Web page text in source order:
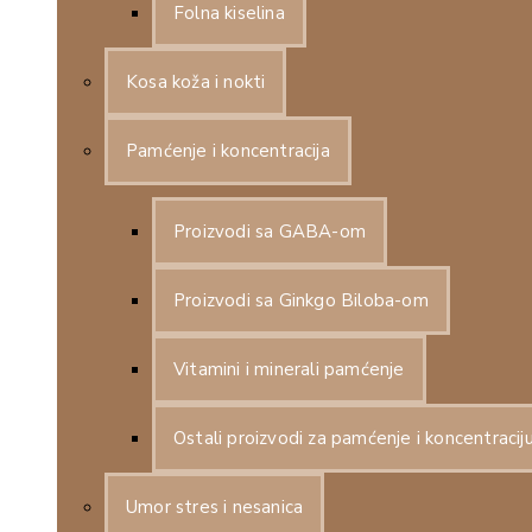
Folna kiselina
Kosa koža i nokti
Pamćenje i koncentracija
Proizvodi sa GABA-om
Proizvodi sa Ginkgo Biloba-om
Vitamini i minerali pamćenje
Ostali proizvodi za pamćenje i
Umor stres i nesanica